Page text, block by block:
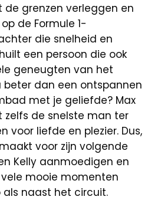
de grenzen verleggen en
de Formule 1-
die snelheid en
een persoon die ook
geneugten van het
beter dan een ontspannen
met je geliefde? Max
zelfs de snelste man ter
voor liefde en plezier. Dus,
voor zijn volgende
Kelly aanmoedigen en
mooie momenten
als naast het circuit.